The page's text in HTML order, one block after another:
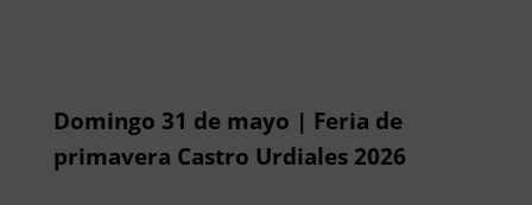
Domingo 31 de mayo | Feria de
primavera Castro Urdiales 2026